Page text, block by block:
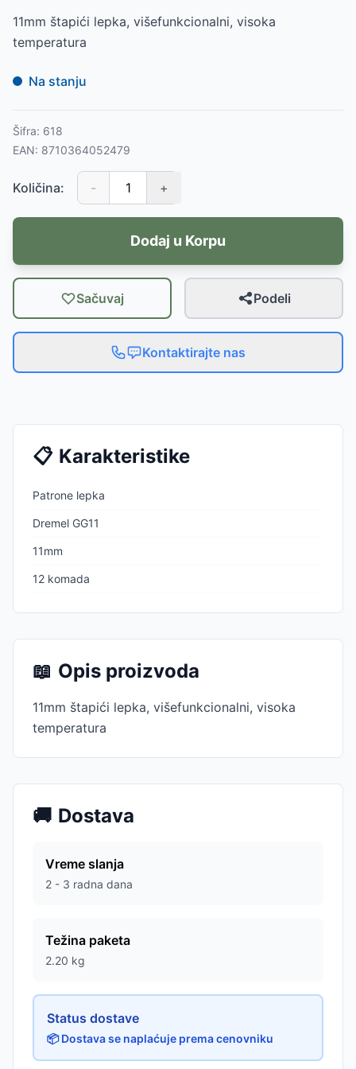
11mm štapići lepka, višefunkcionalni, visoka
temperatura
Na stanju
Šifra: 618
EAN: 8710364052479
Količina: - +
Dodaj u Korpu
Sačuvaj Podeli
Kontaktirajte nas
📋 Karakteristike
Patrone lepka
Dremel GG11
11mm
12 komada
📖 Opis proizvoda
11mm štapići lepka, višefunkcionalni, visoka
temperatura
🚚 Dostava
Vreme slanja
2 - 3 radna dana
Težina paketa
2.20 kg
Status dostave
📦 Dostava se naplaćuje prema cenovniku